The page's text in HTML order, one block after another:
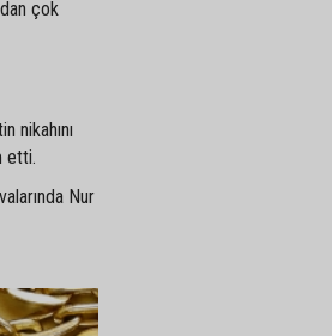
çok
nikahını
etti.
Nur